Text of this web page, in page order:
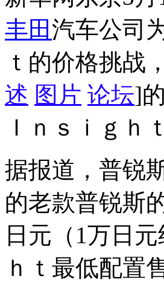
丰田 汽车公司
ｔ的价格挑战
述 图片 论坛]
Ｉｎｓｉｇｈ
据报道，普锐
的老款普锐斯
日元（1万日
ｈｔ最低配置